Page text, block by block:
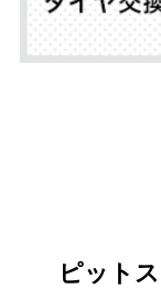
ピット